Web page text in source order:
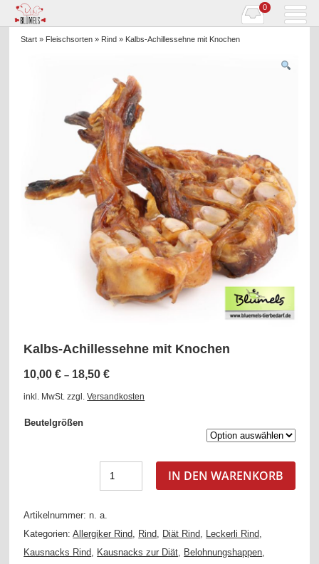
0
Start » Fleischsorten » Rind » Kalbs-Achillessehne mit Knochen
Kalbs-Achillessehne mit Knochen
10,00€ – 18,50€
inkl. MwSt. zzgl.Versandkosten
Beutelgrößen
IN DEN WARENKORB
Artikelnummer:n. a.
Kategorien:Allergiker Rind Rind Diät Rind Leckerli Rind
Kausnacks Rind
Kausnacks zur Diät Belohnungshappen